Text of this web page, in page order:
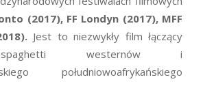
(2017), FF Londyn (2017), MFF
Jest to niezwykły film łączący
westernów i
południowoafrykańskiego